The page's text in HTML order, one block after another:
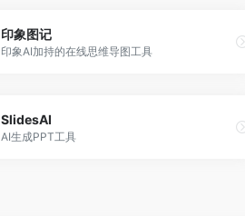
印象图记
印象AI加持的在线思维导图工具
SlidesAI
AI生成PPT工具